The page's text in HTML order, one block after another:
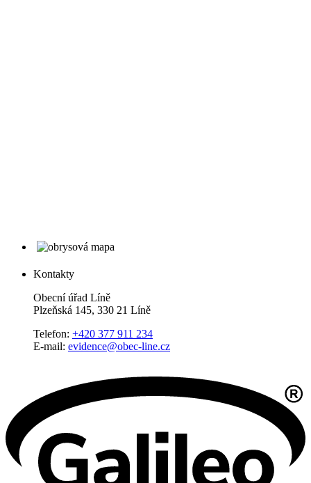
Kontakty
Obecní úřad Líně
Plzeňská 145, 330 21 Líně
Telefon: +420 377 911 234
E-mail: evidence@obec-line.cz